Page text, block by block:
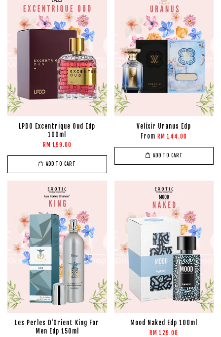
LPDO Excentrique Oud Edp
100ml
RM 199.00
ADD TO CART
Velixir Uranus Edp
From RM 144.00
ADD TO CART
Les Perles D'Orient King For
Men Edp 150ml
Mood Naked Edp 100ml
RM 129.00